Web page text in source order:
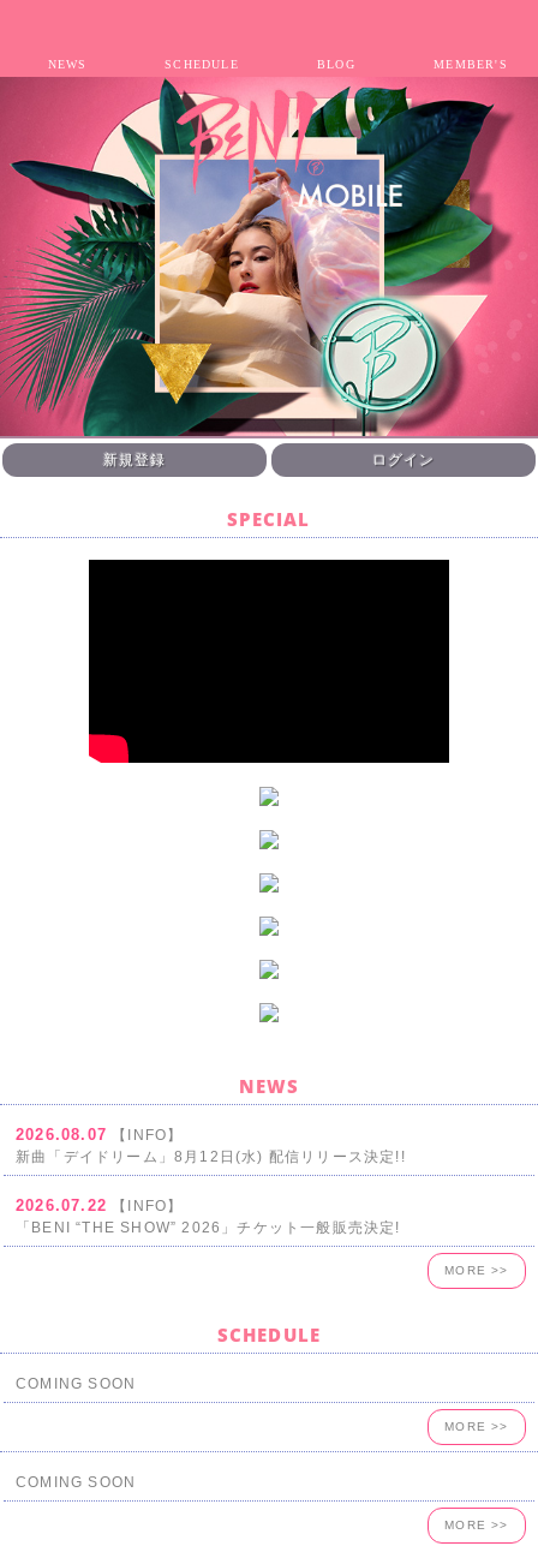
NEWS SCHEDULE BLOG MEMBER'S
新規登録 ログイン
SPECIAL
NEWS
2026.08.07
【INFO】
新曲「デイドリーム」8月12日(水) 配信リリース決定!!
2026.07.22
【INFO】
「BENI “THE SHOW” 2026」チケット一般販売決定!
MORE >>
SCHEDULE
COMING SOON
MORE >>
COMING SOON
MORE >>